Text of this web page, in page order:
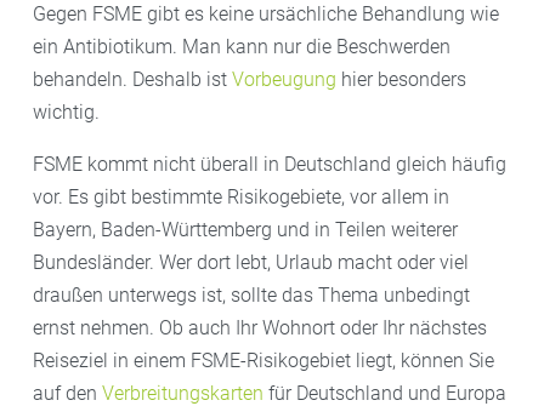
Gegen FSME gibt es keine ursächliche Behandlung wie
ein Antibiotikum. Man kann nur die Beschwerden
behandeln. Deshalb ist Vorbeugung hier besonders
wichtig.
FSME kommt nicht überall in Deutschland gleich häufig
vor. Es gibt bestimmte Risikogebiete, vor allem in
Bayern, Baden-Württemberg und in Teilen weiterer
Bundesländer. Wer dort lebt, Urlaub macht oder viel
draußen unterwegs ist, sollte das Thema unbedingt
ernst nehmen. Ob auch Ihr Wohnort oder Ihr nächstes
Reiseziel in einem FSME-Risikogebiet liegt, können Sie
auf den Verbreitungskarten für Deutschland und Europa